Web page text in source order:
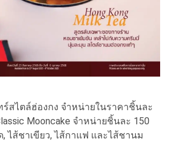
ตล์ฮ่องกง จำหน่ายในราคาชิ้นละ
Mooncake จำหน่ายชิ้นละ 150
ไส้ชาเขียว, ไส้กาแฟ และไส้ชานม